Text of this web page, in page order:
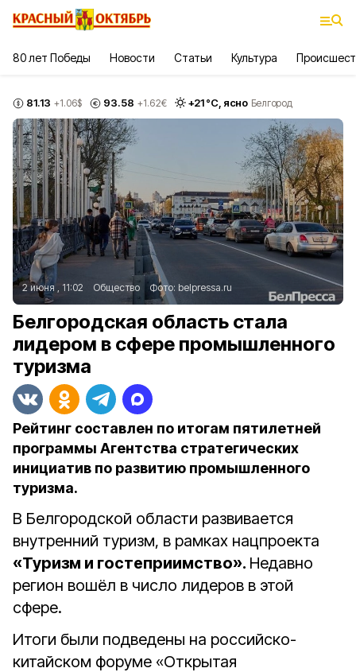
80 лет Победы Новости Статьи Культура
81.13 +1.06$ 93.58 +1.62€ +21°С, ясно Белгород
2 июня , 11:02 Общество Фото: belpressa.ru
Белгородская область стала
лидером в сфере промышленного
туризма
Рейтинг составлен по итогам пятилетней
программы Агентства стратегических
инициатив по развитию промышленного
туризма.
В Белгородской области развивается
внутренний туризм, в рамках нацпроекта
«Туризм и гостеприимство». Недавно
регион вошёл в число лидеров в этой
сфере.
Итоги были подведены на российско-
китайском форуме «Открытая